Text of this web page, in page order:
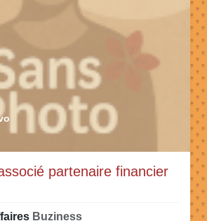
partenaire financier
Buziness